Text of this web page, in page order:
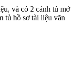
và có 2 cánh tủ mở
tủ hồ sơ tài liệu văn